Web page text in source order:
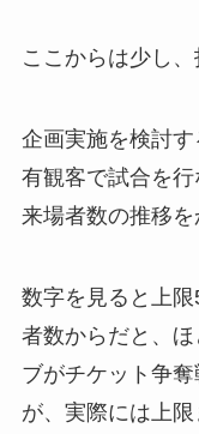
ここからは少し、
企画実施を検討
有観客で試合を
来場者数の推移を
数字を見ると上
者数からだと、
ブがチケット争
が、実際には上